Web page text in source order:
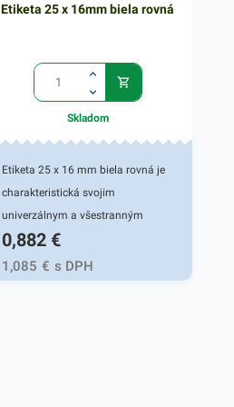
Etiketa 25 x 16mm biela rovná
Skladom
Etiketa 25 x 16 mm biela rovná je
charakteristická svojim
univerzálnym a všestranným
využitím. Používa sa či
samostatne, alebo do
etiketovacích klieští, ktoré sa
0,882 €
1,085 € s DPH